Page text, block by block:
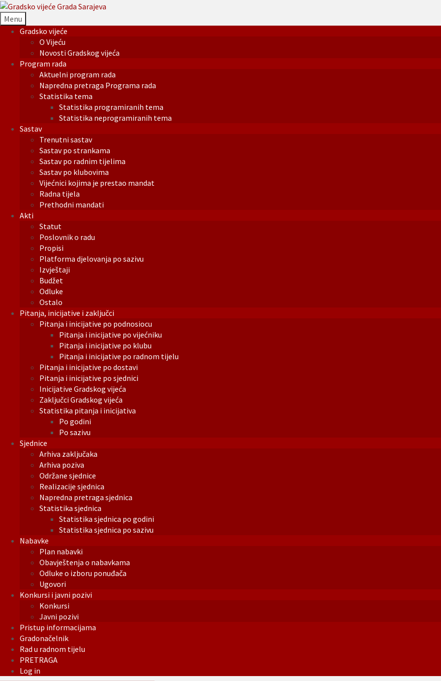
Menu
Gradsko vijeće
O Vijeću
Novosti Gradskog vijeća
Program rada
Aktuelni program rada
Napredna pretraga Programa rada
Statistika tema
Statistika programiranih tema
Statistika neprogramiranih tema
Sastav
Trenutni sastav
Sastav po strankama
Sastav po radnim tijelima
Sastav po klubovima
Vijećnici kojima je prestao mandat
Radna tijela
Prethodni mandati
Akti
Statut
Poslovnik o radu
Propisi
Platforma djelovanja po sazivu
Izvještaji
Budžet
Odluke
Ostalo
Pitanja, inicijative i zaključci
Pitanja i inicijative po podnosiocu
Pitanja i inicijative po vijećniku
Pitanja i inicijative po klubu
Pitanja i inicijative po radnom tijelu
Pitanja i inicijative po dostavi
Pitanja i inicijative po sjednici
Inicijative Gradskog vijeća
Zaključci Gradskog vijeća
Statistika pitanja i inicijativa
Po godini
Po sazivu
Sjednice
Arhiva zaključaka
Arhiva poziva
Održane sjednice
Realizacije sjednica
Napredna pretraga sjednica
Statistika sjednica
Statistika sjednica po godini
Statistika sjednica po sazivu
Nabavke
Plan nabavki
Obavještenja o nabavkama
Odluke o izboru ponuđača
Ugovori
Konkursi i javni pozivi
Konkursi
Javni pozivi
Pristup informacijama
Gradonačelnik
Rad u radnom tijelu
PRETRAGA
Log in